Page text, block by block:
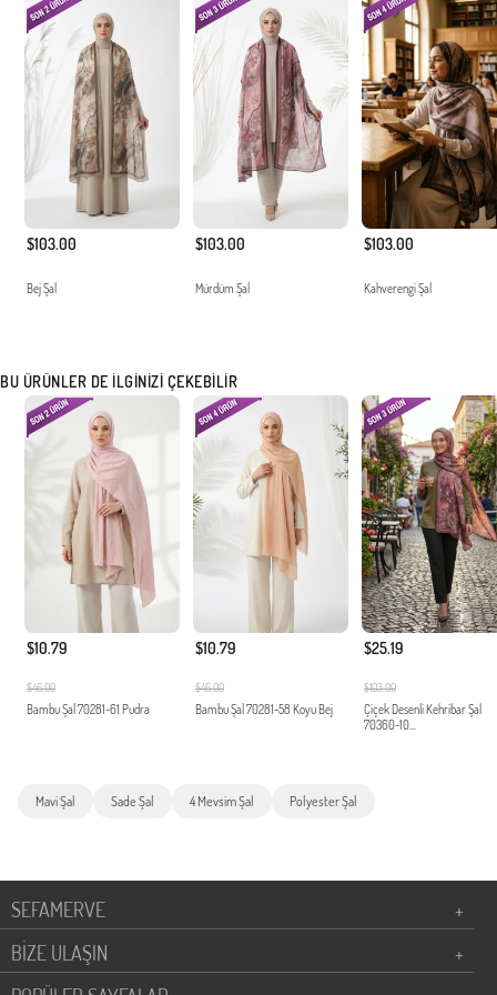
$103.00
Bej Şal
$103.00
Mürdüm Şal
$103.00
Kahverengi Şal
BU ÜRÜNLER DE İLGINIZI ÇEKEBILIR
$10.79
$46.00
Bambu Şal 70281-61 Pudra
$10.79
$46.00
Bambu Şal 70281-58 Koyu Bej
$25.19
$103.00
Çiçek Desenli Kehribar Şal
70360-10...
Mavi Şal Sade Şal 4 Mevsim Şal Polyester Şal
SEFAMERVE
+
BİZE ULAŞIN
+